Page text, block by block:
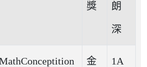
獎 朗
深
金 1A